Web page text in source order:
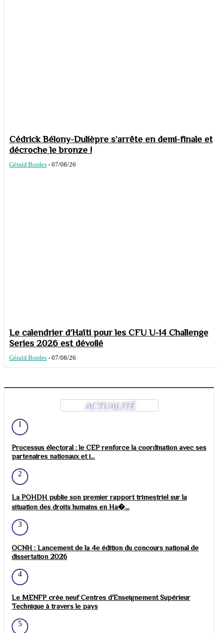
Cédrick Bélony-Dulièpre s’arrête en demi-finale et
décroche le bronze !
Gérald Bordes - 07/08/26
Le calendrier d’Haïti pour les CFU U-14 Challenge
Series 2026 est dévoilé
Gérald Bordes - 07/08/26
ACTUALITÉ
1
Processus électoral : le CEP renforce la coordination avec ses
partenaires nationaux et i...
2
La POHDH publie son premier rapport trimestriel sur la
situation des droits humains en Ha�...
3
OCNH : Lancement de la 4e édition du concours national de
dissertation 2026
4
Le MENFP crée neuf Centres d'Enseignement Supérieur
Technique à travers le pays
5